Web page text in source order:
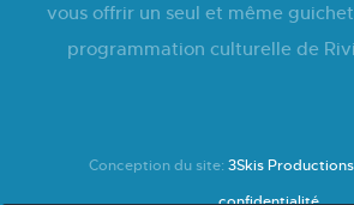
vous offrir un seul et même
programmation culturelle de
Conception du site: 3Skis Productions